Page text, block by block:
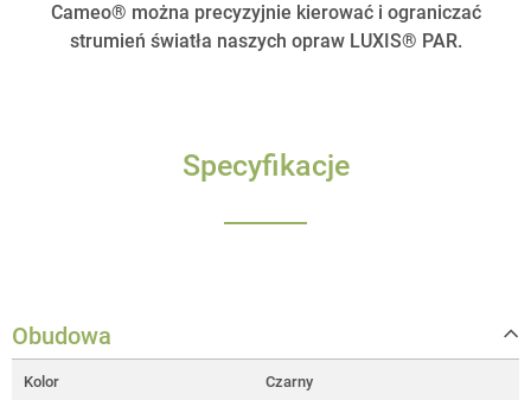
Cameo® można precyzyjnie kierować i ograniczać
strumień światła naszych opraw LUXIS® PAR.
Specyfikacje
Obudowa
Kolor Czarny